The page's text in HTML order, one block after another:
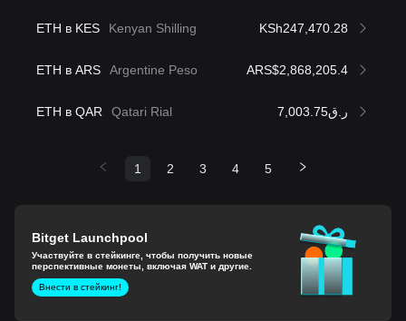
ETH в KES Kenyan Shilling KSh247,470.28
ETH в ARS Argentine Peso ARS$2,868,205.4
ETH в QAR Qatari Rial ر.ق7,003.75
1 2 3 4 5
Bitget Launchpool
Участвуйте в стейкинге, чтобы получить новые
перспективные монеты, включая WAT и другие.
Внести в стейкинг!